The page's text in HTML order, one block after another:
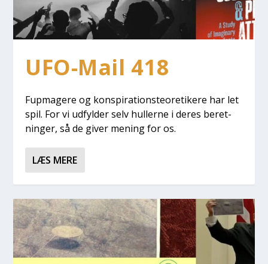
UFO-Mail 418
Fup­ma­ge­re og kon­spira­tions­te­o­re­ti­ke­re har let
spil. For vi udfyl­der selv hul­ler­ne i deres beret­
nin­ger, så de giver mening for os.
LÆS MERE